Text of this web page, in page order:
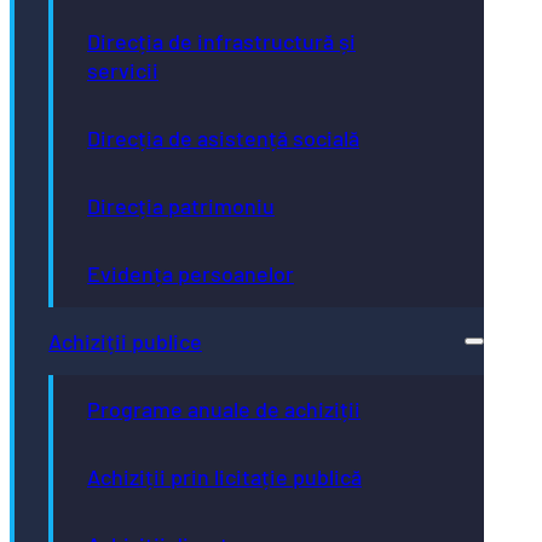
Direcția de infrastructură și
servicii
Direcția de asistență socială
Direcția patrimoniu
Evidența persoanelor
Achiziții publice
Programe anuale de achiziții
Achiziții prin licitație publică